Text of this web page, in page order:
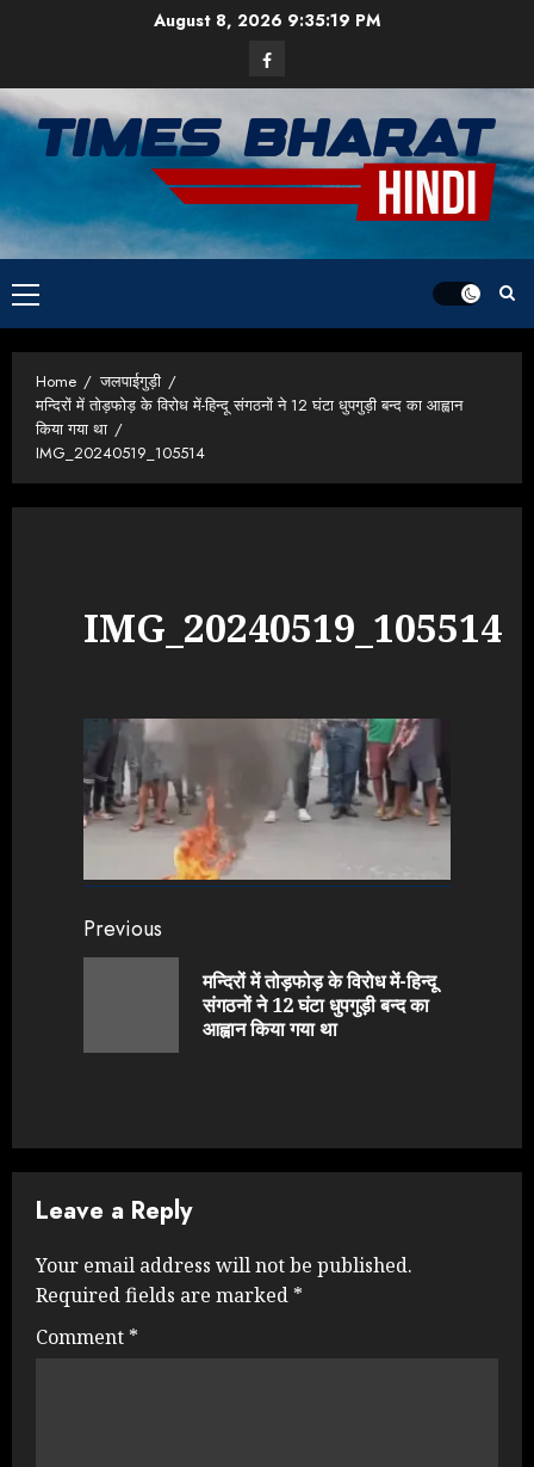
August 8, 2026 9:35:20 PM
Facebook
Primary
Menu
Home
जलपाईगुड़ी
मन्दिरों में तोड़फोड़ के विरोध में-हिन्दू संगठनों ने 12 घंटा धुपगुड़ी बन्द का आह्वान
किया गया था
IMG_20240519_105514
IMG_20240519_105514
Continue
Reading
Previous
मन्दिरों में तोड़फोड़ के विरोध में-हिन्दू
संगठनों ने 12 घंटा धुपगुड़ी बन्द का
आह्वान किया गया था
Leave a Reply
Your email address will not be published.
Required fields are marked *
Comment *